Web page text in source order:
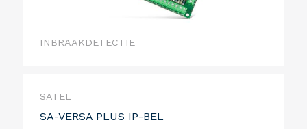
INBRAAKDETECTIE
SATEL
SA-VERSA PLUS IP-BEL